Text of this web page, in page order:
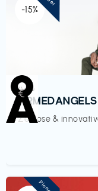
-15%
Mode
ARMEDANGELS
Zeitlose &
€‎